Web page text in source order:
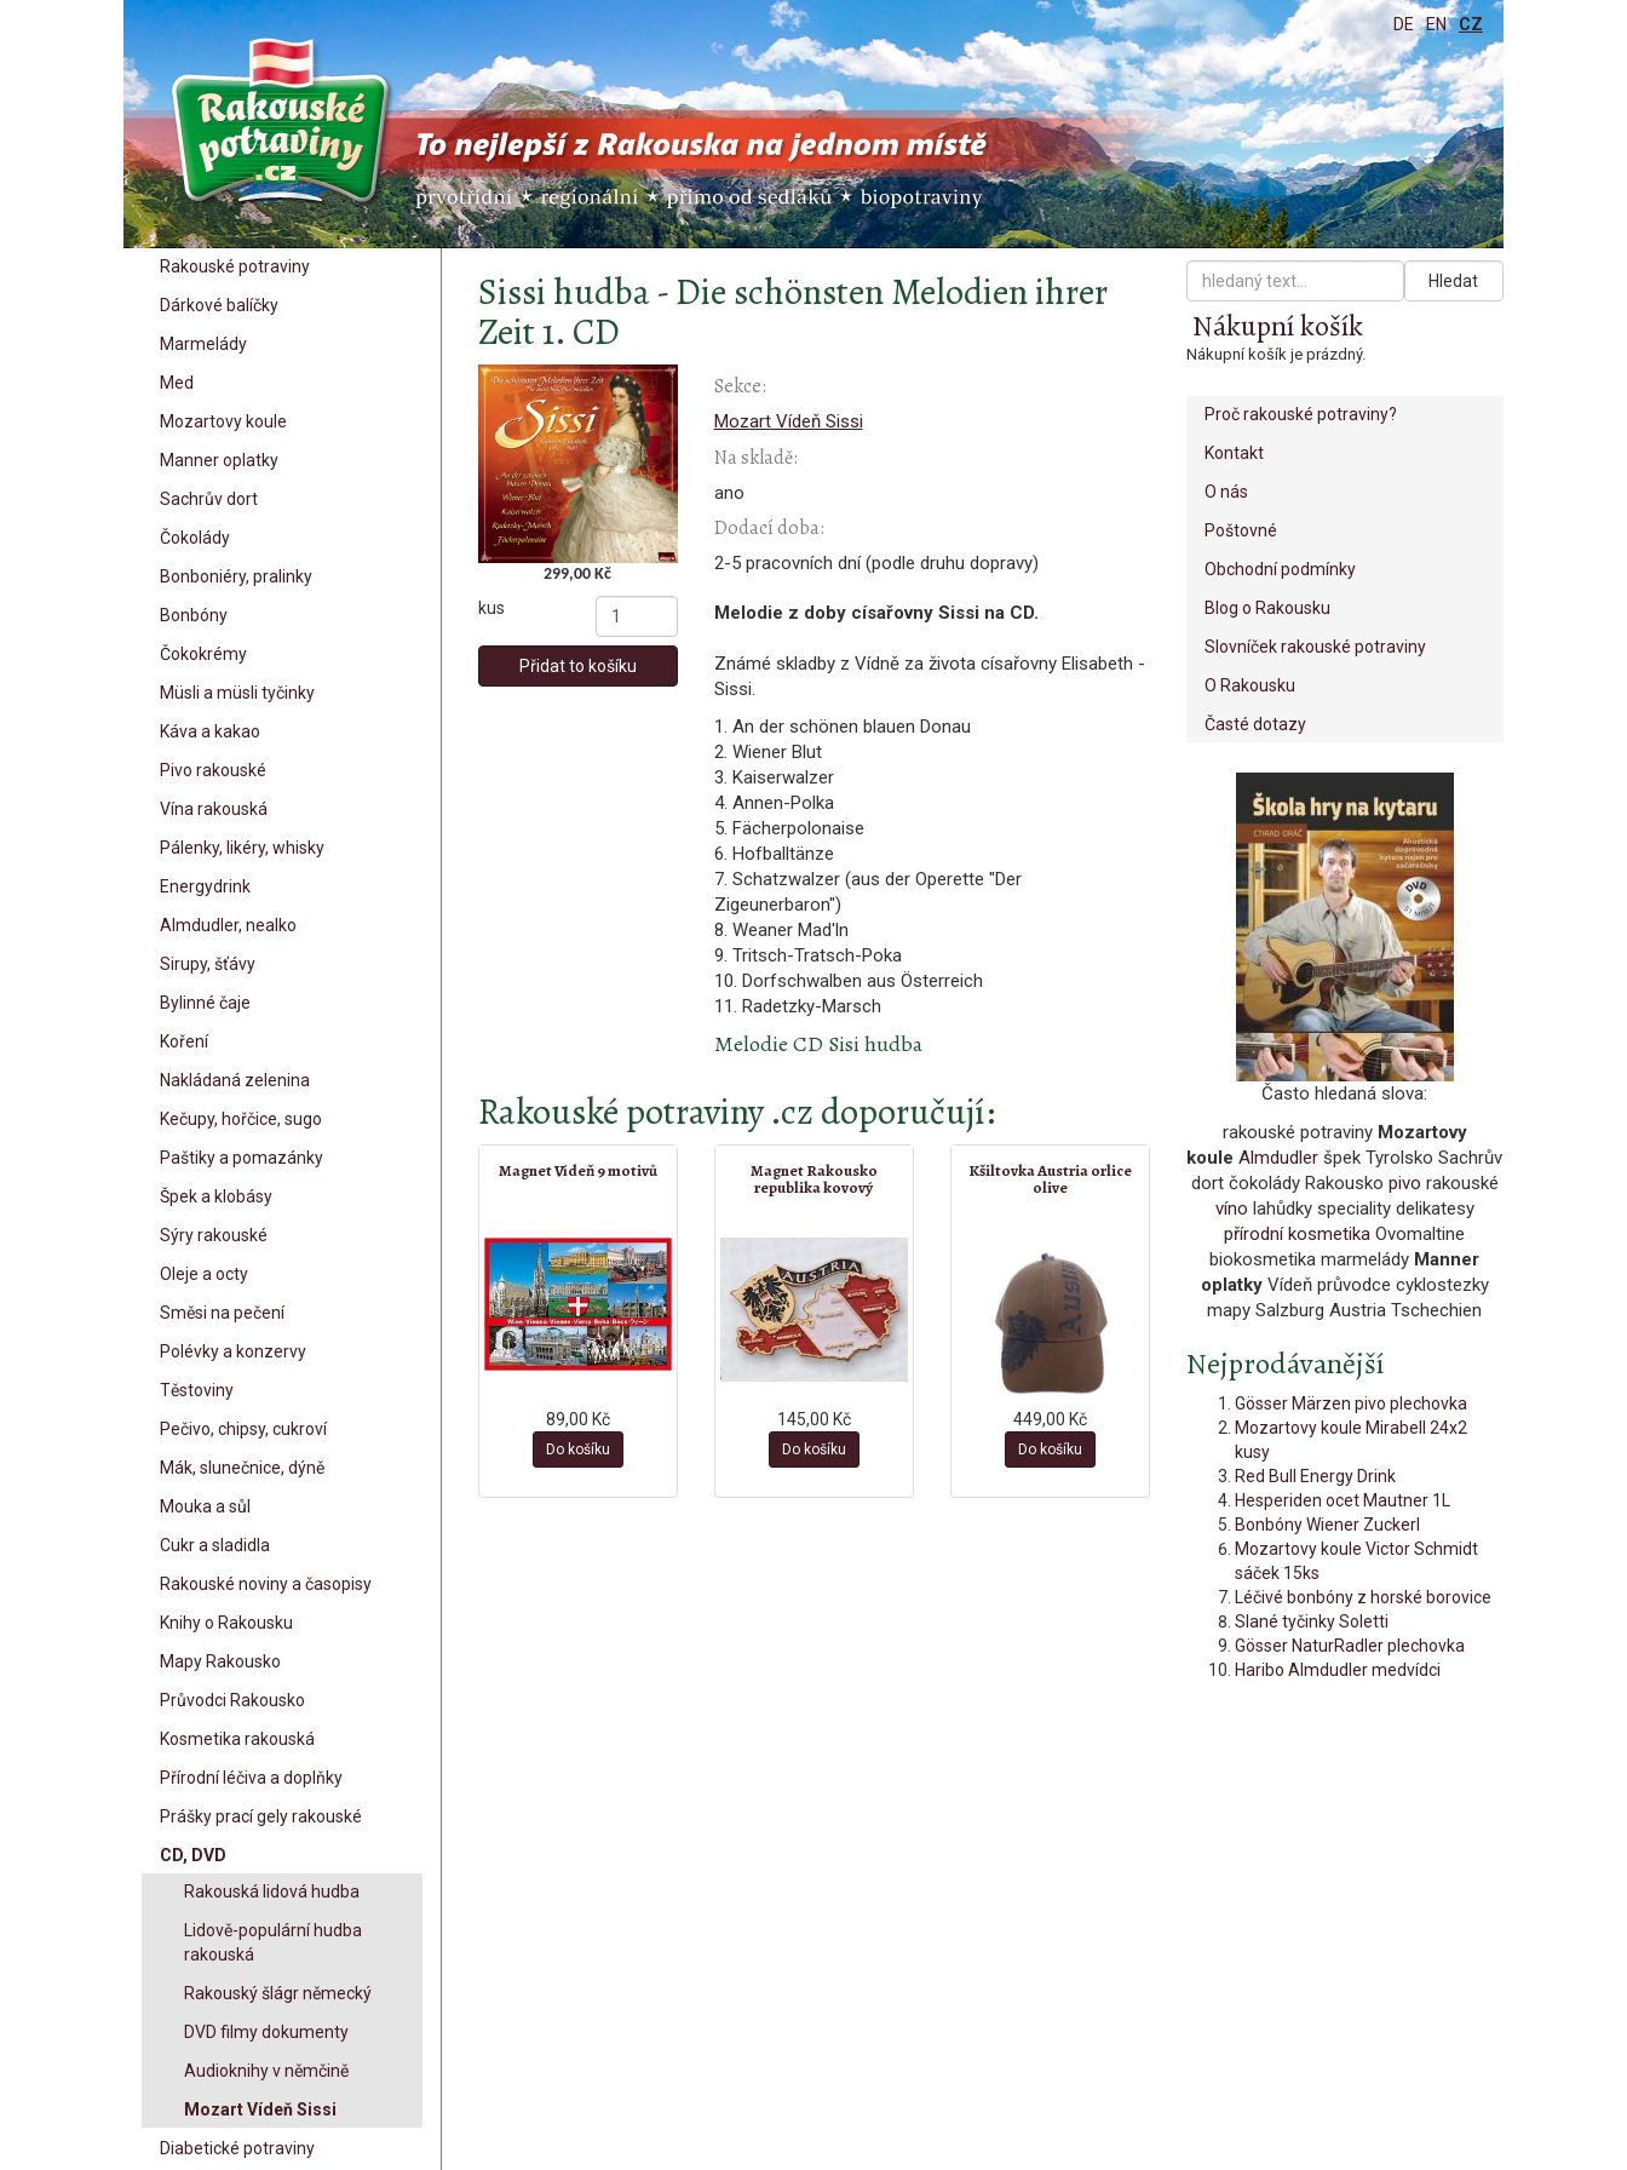
DE EN CZ
Rakouské potraviny
Dárkové balíčky
Marmelády
Med
Mozartovy koule
Manner oplatky
Sachrův dort
Čokolády
Bonboniéry, pralinky
Bonbóny
Čokokrémy
Müsli a müsli tyčinky
Káva a kakao
Pivo rakouské
Vína rakouská
Pálenky, likéry, whisky
Energydrink
Almdudler, nealko
Sirupy, šťávy
Bylinné čaje
Koření
Nakládaná zelenina
Kečupy, hořčice, sugo
Paštiky a pomazánky
Špek a klobásy
Sýry rakouské
Oleje a octy
Směsi na pečení
Polévky a konzervy
Těstoviny
Pečivo, chipsy, cukroví
Mák, slunečnice, dýně
Mouka a sůl
Cukr a sladidla
Rakouské noviny a časopisy
Knihy o Rakousku
Mapy Rakousko
Průvodci Rakousko
Kosmetika rakouská
Přírodní léčiva a doplňky
Prášky prací gely rakouské
CD, DVD
Rakouská lidová hudba
Lidově-populární hudba
rakouská
Rakouský šlágr německý
DVD filmy dokumenty
Audioknihy v němčině
Mozart Vídeň Sissi
Diabetické potraviny
Sissi hudba - Die schönsten Melodien ihrer
Zeit 1. CD
299,00 Kč
kus
Přidat to košíku
Sekce:
Mozart Vídeň Sissi
Na skladě:
ano
Dodací doba:
2-5 pracovních dní (podle druhu dopravy)
Melodie z doby císařovny Sissi na CD.
Známé skladby z Vídně za života císařovny Elisabeth -
Sissi.
1. An der schönen blauen Donau
2. Wiener Blut
3. Kaiserwalzer
4. Annen-Polka
5. Fächerpolonaise
6. Hofballtänze
7. Schatzwalzer (aus der Operette "Der
Zigeunerbaron")
8. Weaner Mad'ln
9. Tritsch-Tratsch-Poka
10. Dorfschwalben aus Österreich
11. Radetzky-Marsch
Melodie CD Sisi hudba
Rakouské potraviny .cz doporučují:
Magnet Vídeň 9 motivů
89,00 Kč
Do košíku
Magnet Rakousko
republika kovový
145,00 Kč
Do košíku
Kšiltovka Austria orlice
olive
449,00 Kč
Do košíku
Hledat
Nákupní košík
Nákupní košík je prázdný.
Proč rakouské potraviny?
Kontakt
O nás
Poštovné
Obchodní podmínky
Blog o Rakousku
Slovníček rakouské potraviny
O Rakousku
Časté dotazy
Často hledaná slova:
rakouské potraviny Mozartovy
koule Almdudler špek Tyrolsko Sachrův
dort čokolády Rakousko pivo rakouské
víno lahůdky speciality delikatesy
přírodní kosmetika Ovomaltine
biokosmetika marmelády Manner
oplatkyVídeň průvodce cyklostezky
mapy Salzburg Austria Tschechien
Nejprodávanější
Gösser Märzen pivo plechovka
Mozartovy koule Mirabell 24x2
kusy
Red Bull Energy Drink
Hesperiden ocet Mautner 1L
Bonbóny Wiener Zuckerl
Mozartovy koule Victor Schmidt
sáček 15ks
Léčivé bonbóny z horské borovice
Slané tyčinky Soletti
Gösser NaturRadler plechovka
Haribo Almdudler medvídci